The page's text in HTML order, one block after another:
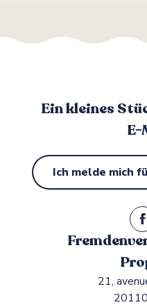
Ein kleines
E-
Ich melde mich
21,